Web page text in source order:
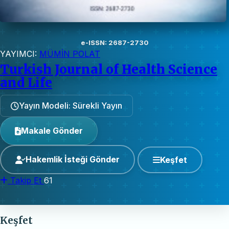
e-ISSN: 2687-2730
YAYIMCI: MÜMİN POLAT
Turkish Journal of Health Science
and Life
Yayın Modeli: Sürekli Yayın
Makale Gönder
Hakemlik İsteği Gönder Keşfet
Takip Et 61
Keşfet